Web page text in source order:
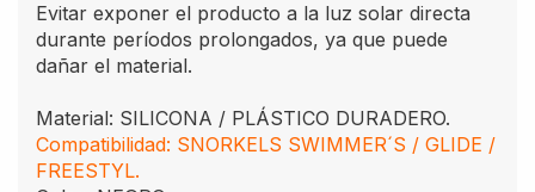
Evitar exponer el producto a la luz solar directa
durante períodos prolongados, ya que puede
dañar el material.
Material: SILICONA / PLÁSTICO DURADERO.
Compatibilidad: SNORKELS SWIMMER´S / GLIDE /
FREESTYL.